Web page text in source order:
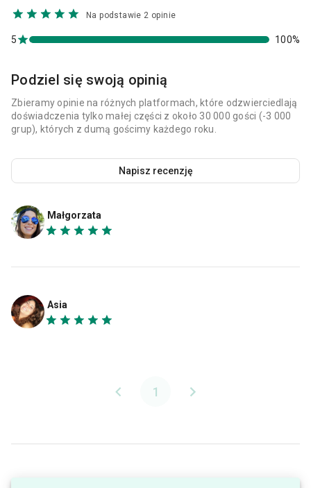
Na podstawie 2 opinie
5 100%
Podziel się swoją opinią
Zbieramy opinie na różnych platformach, które odzwierciedlają
doświadczenia tylko małej części z około 30 000 gości (-3 000
grup), których z dumą gościmy każdego roku.
Napisz recenzję
Małgorzata
Asia
1